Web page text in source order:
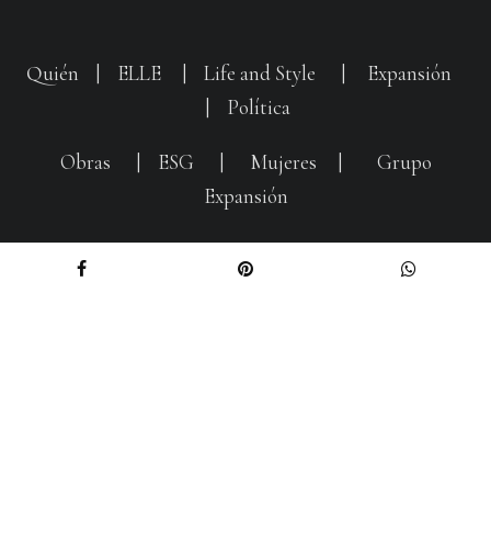
Quién ELLE Life and Style
Expansión
Política
Obras ESG Mujeres
Grupo
Expansión
Entertainment